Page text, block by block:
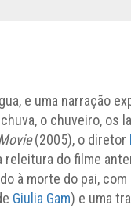
e uma narração
o chuveiro, os
(2005), o diretor
do filme
à morte do pai, com
Giulia Gam) e uma